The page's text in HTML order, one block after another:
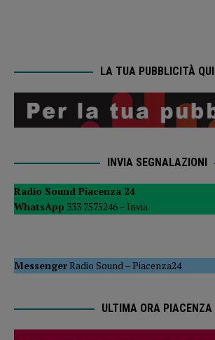
LA TUA PUBBLICITÀ QUI
INVIA SEGNALAZIONI
Radio Sound Piacenza 24
WhatsApp 333 7575246 – Invia
MessengerRadio Sound–Piacenza24
ULTIMA ORA PIACENZA